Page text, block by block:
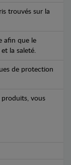
trouvés sur la
afin que le
la saleté.
de protection
produits, vous